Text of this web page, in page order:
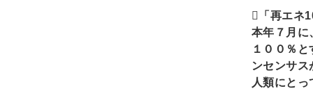
 「再エネ
本年７月に
１００％
ンセンサ
人類にと